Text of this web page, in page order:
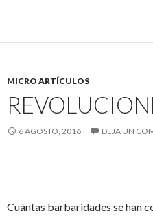
MICRO ARTÍCULOS
6 AGOSTO, 2016 DEJA UN
Cuántas barbaridades se han